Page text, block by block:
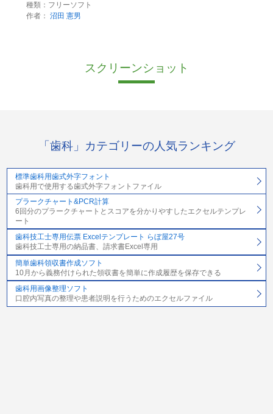
種類：フリーソフト
作者： 沼田 憲男
スクリーンショット
「歯科」カテゴリーの人気ランキング
標準歯科用歯式外字フォント
歯科用で使用する歯式外字フォントファイル
プラークチャート&PCR計算
6回分のプラークチャートとスコアを分かりやすしたエクセルテンプレ
ート
歯科技工士専用伝票 Excelテンプレート らぼ屋27号
歯科技工士専用の納品書、請求書Excel専用
簡単歯科領収書作成ソフト
10月から義務付けられた領収書を簡単に作成履歴を保存できる
歯科用画像整理ソフト
口腔内写真の整理や患者説明を行うためのエクセルファイル